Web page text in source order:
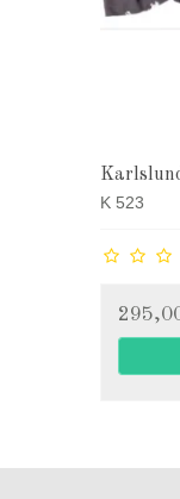
K 523